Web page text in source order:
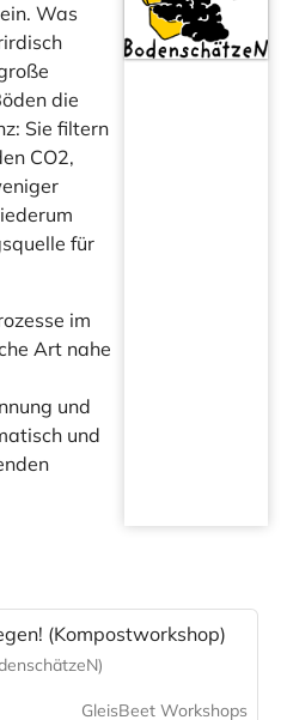
Was
die
Sie filtern
CO2,
für
im
Art nahe
und
und
(Kompostworkshop)
GleisBeet Workshops